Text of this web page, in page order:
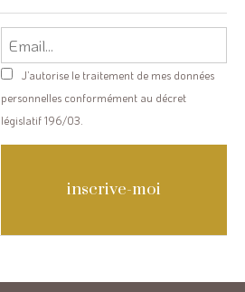
Email
Privacy
policy
J’autorise le traitement de mes données
personnelles conformément au décret
législatif 196/03.